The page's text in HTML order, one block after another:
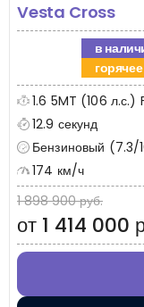
Vesta Cross
в
1.6 5MT (106
12.9 секунд
Бензиновый (7.3/
174 км/ч
1 898 900 руб.
от 1 414 000